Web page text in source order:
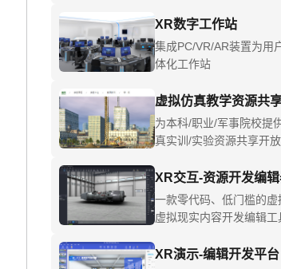
XR数字工作站
集成PC/VR/AR装置为用
体化工作站
虚拟仿真教学资源共
为本科/职业/军事院校提
真实训/实验资源共享开
XR交互-资源开发编
一款零代码、低门槛的虚
虚拟现实内容开发编辑工
XR演示-编辑开发平台